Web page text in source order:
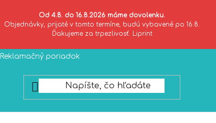
Od 4.8. do 16.8.2026 máme dovolenku.
Objednávky, prijaté v tomto termíne, budú vybavené po 16.8.
Ďakujeme za trpezlivosť. Liprint
Reklamačný poriadok